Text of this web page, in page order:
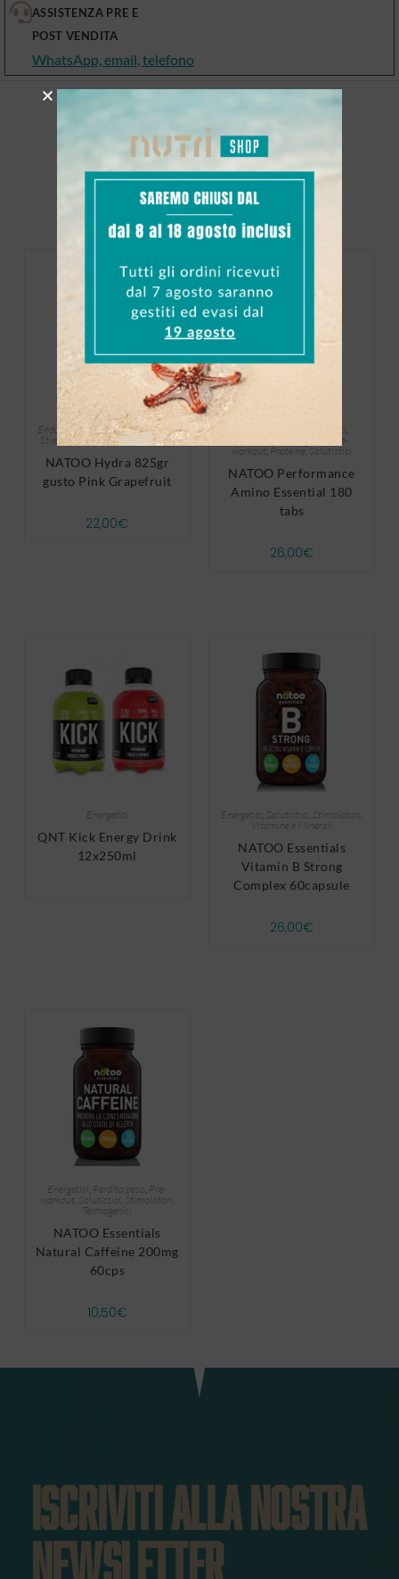
ASSISTENZA PRE E
POST VENDITA
WhatsApp, email, telefono
Endurance, Energetici,Salutistici,
Stimolatori, Vitamine e Minerali
NATOO Hydra 825gr
gusto Pink Grapefruit
22,00€
Anticatabolici
Pre-
workout,Proteine,Salutistici
NATOO Performance
Amino Essential 180
tabs
26,00€
Energetici
QNT Kick Energy Drink
12x250ml
Energetici Salutistici Stimolatori
Vitamine e Minerali
NATOO Essentials
Vitamin B Strong
Complex 60capsule
26,00€
Energetici Perdita peso Pre-
workout, Salutistici Stimolatori
Termogenici
NATOO Essentials
Natural Caffeine 200mg
60cps
10,50€
ISCRIVITI ALLA NOSTRA
NEWSLETTER